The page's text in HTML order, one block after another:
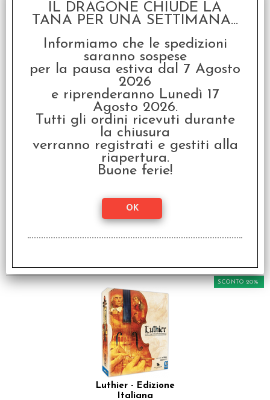
Duel for Cardia -
Edizione Italiana
€ 14,99
€12,00
Combattenti - La
Compagnia del Fiume
Luthier - Edizione
Italiana
SCONTO 20%
IL DRAGONE CHIUDE LA
TANA PER UNA SETTIMANA...
Informiamo che le spedizioni
saranno sospese
per la pausa estiva dal 7 Agosto
2026
e riprenderanno Lunedì 17
Agosto 2026.
Tutti gli ordini ricevuti durante
la chiusura
verranno registrati e gestiti alla
riapertura.
Buone ferie!